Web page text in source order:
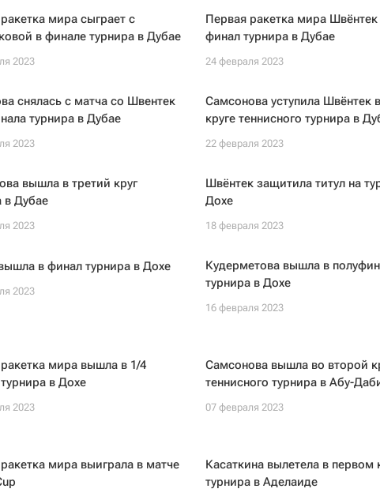
мира сыграет с
в финале турнира в Дубае
2023
Первая ракетка мира
финал турнира в Дубае
24 февраля 2023
снялась с матча со Швентек
турнира в Дубае
2023
Самсонова уступила Швёнтек
круге теннисного турнира в
22 февраля 2023
вышла в третий круг
в Дубае
2023
Швёнтек защитила титул на
Дохе
18 февраля 2023
в финал турнира в Дохе
2023
Кудерметова вышла в
турнира в Дохе
16 февраля 2023
мира вышла в 1/4
в Дохе
2023
Самсонова вышла во второй
теннисного турнира в Абу-
07 февраля 2023
мира выиграла в матче
Касаткина вылетела в первом
турнира в Аделаиде